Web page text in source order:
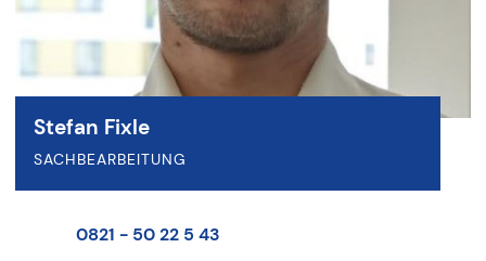
Stefan Fixle
SACHBEARBEITUNG
0821 - 50 22 5 43